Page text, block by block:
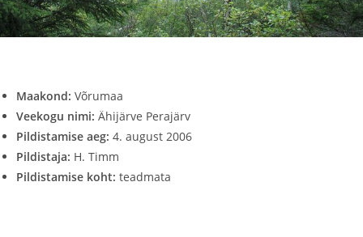
Maakond: Võrumaa
Veekogu nimi: Ähijärve Perajärv
Pildistamise aeg: 4. august 2006
Pildistaja: H. Timm
Pildistamise koht: teadmata